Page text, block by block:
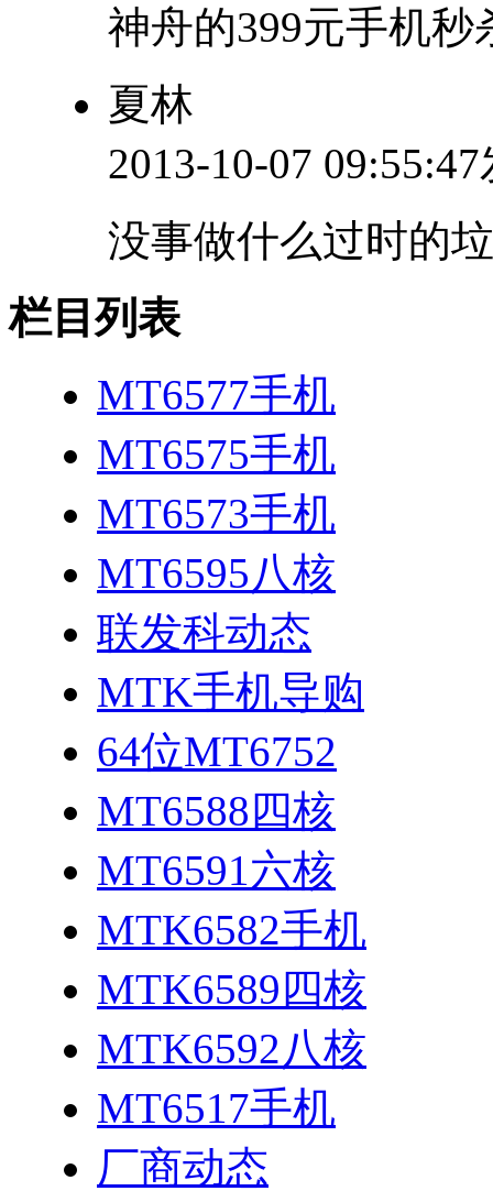
神舟的399元手机秒
夏林
2013-10-07
没事做什么过时的
栏目列表
MT6577手机
MT6575手机
MT6573手机
MT6595八核
联发科动态
MTK手机导购
64位MT6752
MT6588四核
MT6591六核
MTK6582手机
MTK6589四核
MTK6592八核
MT6517手机
厂商动态